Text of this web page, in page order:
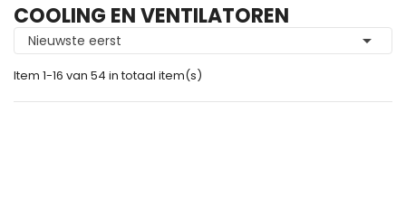
COOLING EN VENTILATOREN
Nieuwste eerst 
Item 1-16 van 54 in totaal item(s)